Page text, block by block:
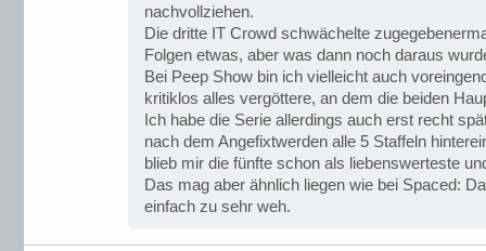
nachvollziehen.
Die dritte IT Crowd schwächelte
Folgen etwas, aber was dann noch daraus
Bei Peep Show bin ich vielleicht auch
kritiklos alles vergöttere, an dem die beiden
Ich habe die Serie allerdings auch erst recht
nach dem Angefixtwerden alle 5 Staffeln
blieb mir die fünfte schon als liebenswerteste
Das mag aber ähnlich liegen wie bei Spaced:
einfach zu sehr weh.